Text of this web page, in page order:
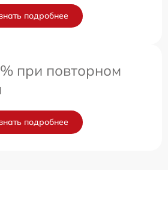
подробнее
при повторном
подробнее